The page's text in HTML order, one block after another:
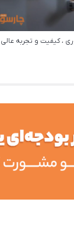
، کیفیت و تجربه عالی